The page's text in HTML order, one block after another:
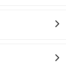
要找其他交通方
班的計程車，搭
以每小時